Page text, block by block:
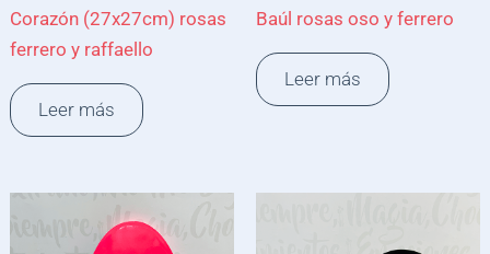
Corazón (27x27cm) rosas
ferrero y raffaello
Leer más
Baúl rosas oso y ferrero
Leer más